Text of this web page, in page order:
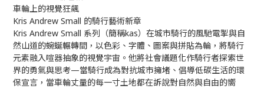
車輪上的視覺狂飆
Kris Andrew Small 的騎行藝術新章
Kris Andrew Small 系列（簡稱kas）在城市騎行的風馳電掣與自
然山道的蜿蜒輾轉間，以色彩、字體、圖案與拼貼為輪，將騎行
元素融入喧器抽象的視覺宇宙。他將社會議題化作騎行者探索世
界的勇氣與思考—當騎行成為對抗城市擁堵、倡導低碳生活的環
保宣言，當車輪丈量的每一寸土地都在訴說對自然與自由的嚮